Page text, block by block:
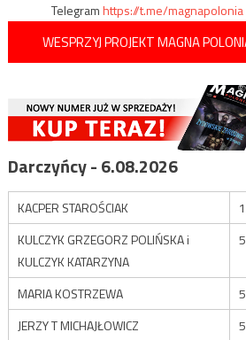
Telegramhttps://t.me/magnapolonia
WESPRZYJ PROJEKT MAGNA
Darczyńcy - 6.08.2026
KACPER STAROŚCIAK
KULCZYK GRZEGORZ POLIŃSKA i
KULCZYK KATARZYNA
MARIA KOSTRZEWA
JERZY T MICHAJŁOWICZ